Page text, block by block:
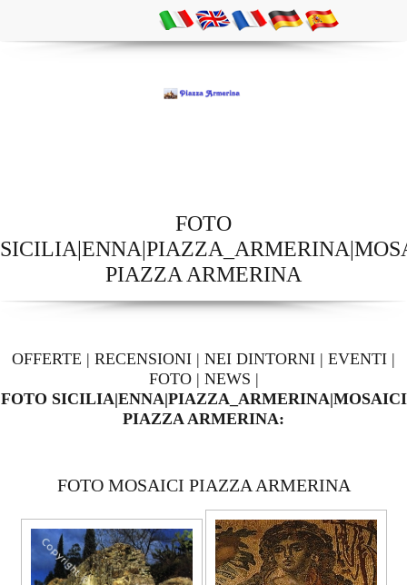
FOTO
PIAZZA ARMERINA
OFFERTE | RECENSIONI | NEI DINTORNI | EVENTI |
FOTO| NEWS |
FOTO SICILIA|ENNA|PIAZZA_ARMERINA|MOSAICI
PIAZZA ARMERINA:
FOTO MOSAICI PIAZZA ARMERINA